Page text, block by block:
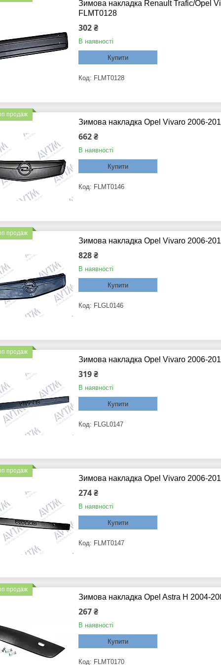
Зимова накладка Renault Trafic/Opel
FLMT0128
302 ₴
В наявності
Купити
FLMT0128
продаж
Зимова накладка Opel Vivaro 2006-
662 ₴
В наявності
Купити
FLMT0146
продаж
Зимова накладка Opel Vivaro 2006-
828 ₴
В наявності
Купити
FLGL0146
продаж
Зимова накладка Opel Vivaro 2006-
319 ₴
В наявності
Купити
FLGL0147
продаж
Зимова накладка Opel Vivaro 2006-
274 ₴
В наявності
Купити
FLMT0147
продаж
Зимова накладка Opel Astra H 2004-
267 ₴
В наявності
Купити
FLMT0170